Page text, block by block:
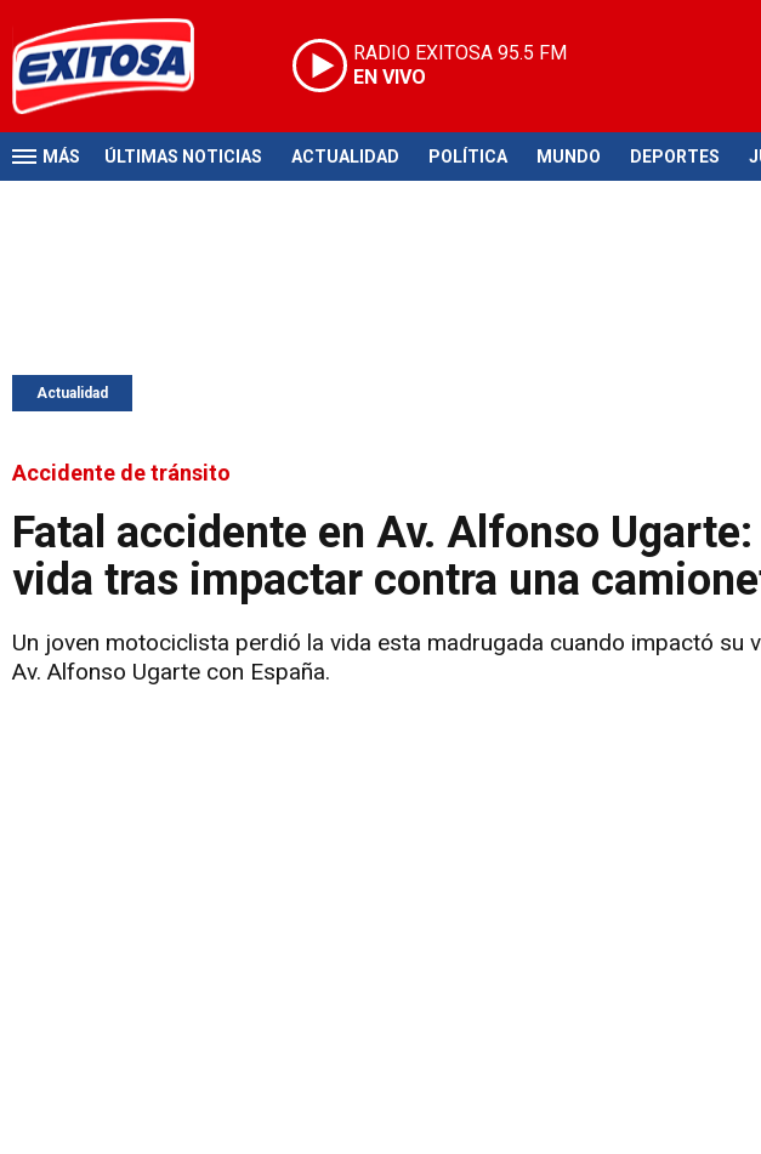
RADIO EXITOSA 95.5 FM
EN VIVO
MÁS ÚLTIMAS NOTICIAS ACTUALIDAD POLÍTICA MUNDO DEPORTES
Actualidad
Accidente de tránsito
Fatal accidente en Av. Alfonso
vida tras impactar contra una
Un joven motociclista perdió la vida esta madrugada cuando impactó su
Av. Alfonso Ugarte con España.